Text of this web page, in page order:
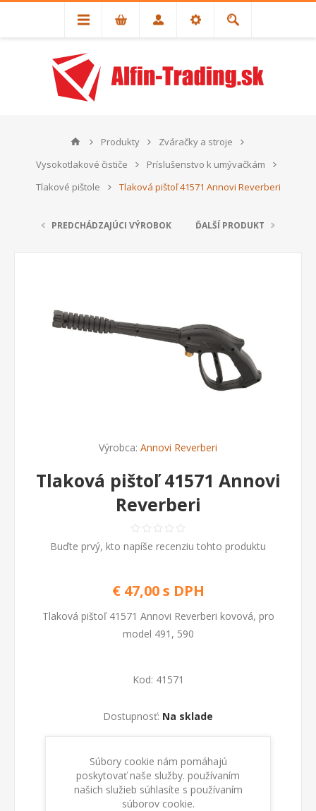
Produkty
Zváračky a stroje
Vysokotlakové čističe
Príslušenstvo k umývačkám
Tlakové pištole
Tlaková pištoľ 41571 Annovi Reverberi
PREDCHÁDZAJÚCI VÝROBOK ĎALŠÍ PRODUKT
Výrobca: Annovi Reverberi
Tlaková pištoľ 41571 Annovi
Reverberi
Buďte prvý, kto napíše recenziu tohto produktu
€ 47,00 s DPH
Tlaková pištoľ 41571 Annovi Reverberi kovová, pro
model 491, 590
Kod: 41571
Dostupnosť: Na sklade
Súbory cookie nám pomáhajú
poskytovať naše služby. používaním
našich služieb súhlasíte s používaním
súborov cookie.